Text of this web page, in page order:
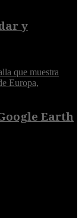
y
Earth